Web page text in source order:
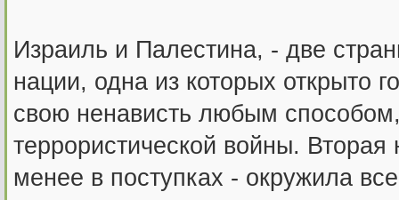
Израиль и Палестина, - две
нации, одна из которых открыто
свою ненависть любым
террористической войны.
менее в поступках - окружила